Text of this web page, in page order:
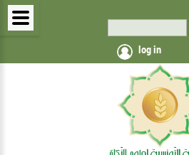
log in